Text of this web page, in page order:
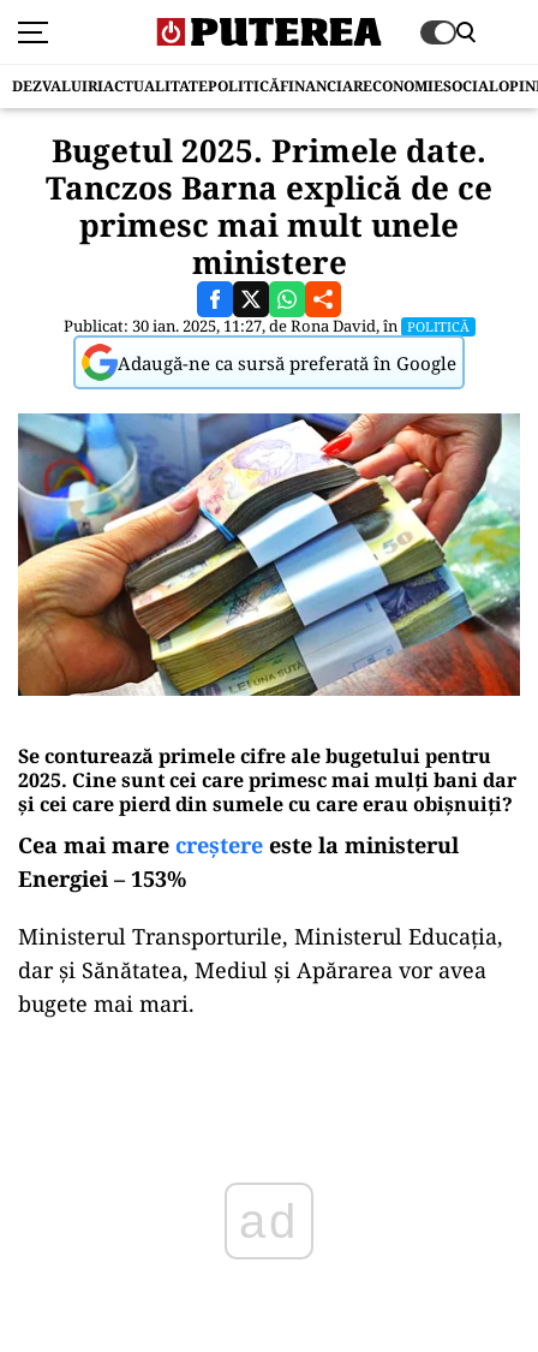
DEZVALUIRIACTUALITATEPOLITICĂFINANCIARECONOMIESOCIAL
Bugetul 2025. Primele date.
Tanczos Barna explică de ce
primesc mai mult unele
ministere
Publicat: 30 ian. 2025, 11:27, deRona David, în POLITICĂ
Adaugă-ne ca sursă preferată în Google
Se conturează primele cifre ale bugetului pentru
2025. Cine sunt cei care primesc mai mulți bani dar
și cei care pierd din sumele cu care erau obișnuiți?
Cea mai mare creștere este la ministerul
Energiei – 153%
Ministerul Transporturile, Ministerul Educația,
dar și Sănătatea, Mediul și Apărarea vor avea
bugete mai mari.